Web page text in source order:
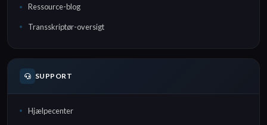
Ressource-blog
Transskriptør-oversigt
SUPPORT
Hjælpecenter